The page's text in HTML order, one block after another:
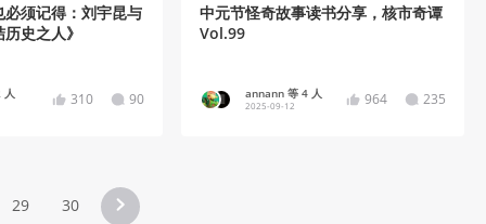
须记得：刘宇昆与
史之人》
人 310 90
中元节怪奇故事读书分享，核市奇谭
Vol.99
annann 等 4 人
2025-09-12 964 235
29 30